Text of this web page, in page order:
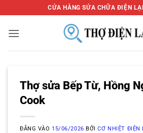
qua
nội
CỬA HÀNG SỬA CHỮA ĐIỆN
Thợ sửa Bếp Từ, Hồng
Cook
ĐĂNG VÀO 15/06/2026 BỞICƠ NHIỆT ĐIỆN